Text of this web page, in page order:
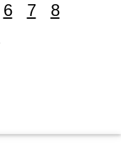
6 7
8